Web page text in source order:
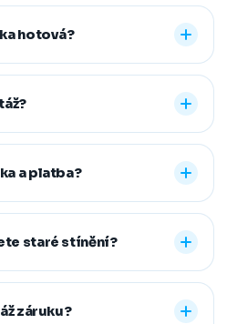
zvoleného typu stínění a jeho
i vybrané látky či dekoru.
vám připravíme zdarma.
hotová?
7–14 pracovních dní od
zvládneme během
spěcháte, vždy se snažíme
na Vysočině a v Praze. V
neúčtujeme, vzdálenější
a platba?
nebo vyplnit nezávazný
skládáte zálohu na materiál a
montáži, když je vše
platbu převodem,
staré stínění?
za vás profesionálně
postaráme, abyste neměli
záruku?